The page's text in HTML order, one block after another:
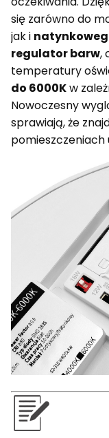
się zarówno do
jak i
regulator barw,
temperatury
do 6000Kw
Nowoczesny
sprawiają, że
pomieszczeniach